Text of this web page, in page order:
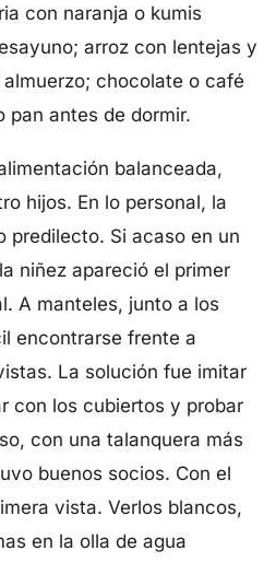
con naranja o kumis
arroz con lentejas y
chocolate o café
pan antes de dormir.
balanceada,
hijos. En lo personal, la
predilecto. Si acaso en un
niñez apareció el primer
A manteles, junto a los
encontrarse frente a
La solución fue imitar
con los cubiertos y probar
con una talanquera más
buenos socios. Con el
vista. Verlos blancos,
en la olla de agua